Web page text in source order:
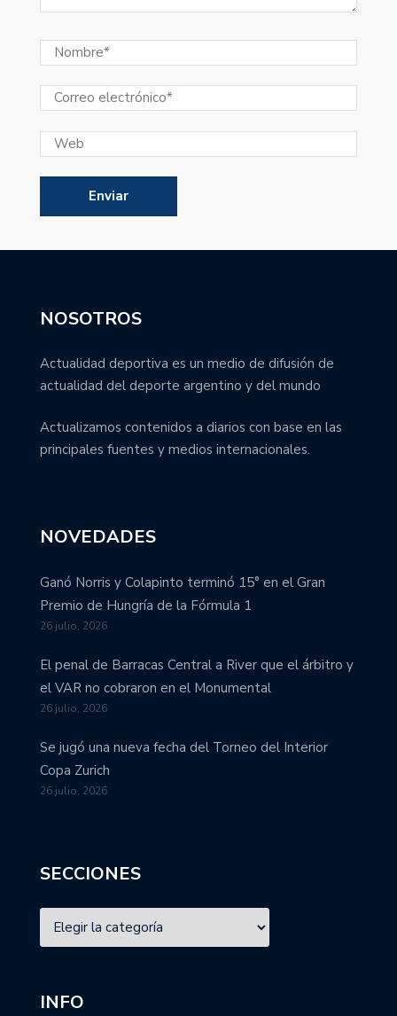
NOSOTROS
Actualidad deportiva es un medio de difusión de
actualidad del deporte argentino y del mundo
Actualizamos contenidos a diarios con base en las
principales fuentes y medios internacionales.
NOVEDADES
Ganó Norris y Colapinto terminó 15° en el Gran
Premio de Hungría de la Fórmula 1
26 julio, 2026
El penal de Barracas Central a River que el árbitro y
el VAR no cobraron en el Monumental
26 julio, 2026
Se jugó una nueva fecha del Torneo del Interior
Copa Zurich
26 julio, 2026
SECCIONES
INFO